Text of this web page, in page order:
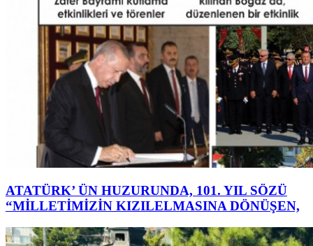
ATATÜRK’ ÜN HUZURUNDA, 101. YIL SÖZÜ
“MİLLETİMİZİN KIZILELMASINA DÖNÜŞEN,